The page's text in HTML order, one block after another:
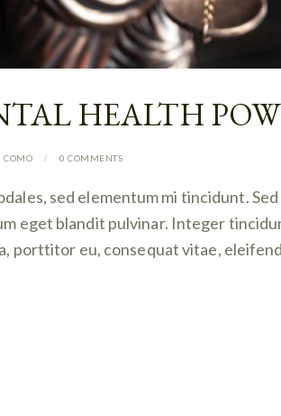
HEALTH
COMO 0 COMMENTS
sed elementum mi tincidunt.
eget blandit pulvinar. Integer
porttitor eu, consequat vitae,